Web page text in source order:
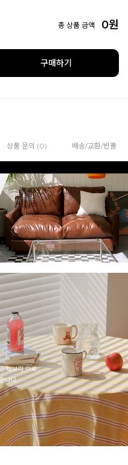
총 상품 금액 0원
구매하기
상품 문의 (0) 배송/교환/반품